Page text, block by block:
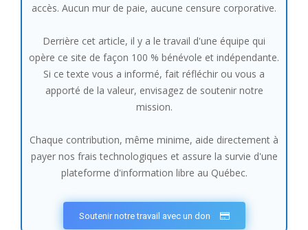
accès. Aucun mur de paie, aucune censure corporative.
Derrière cet article, il y a le travail d'une équipe qui
opère ce site de façon 100 % bénévole et indépendante.
Si ce texte vous a informé, fait réfléchir ou vous a
apporté de la valeur, envisagez de soutenir notre
mission.
Chaque contribution, même minime, aide directement à
payer nos frais technologiques et assure la survie d'une
plateforme d'information libre au Québec.
Soutenir notre travail avec un don